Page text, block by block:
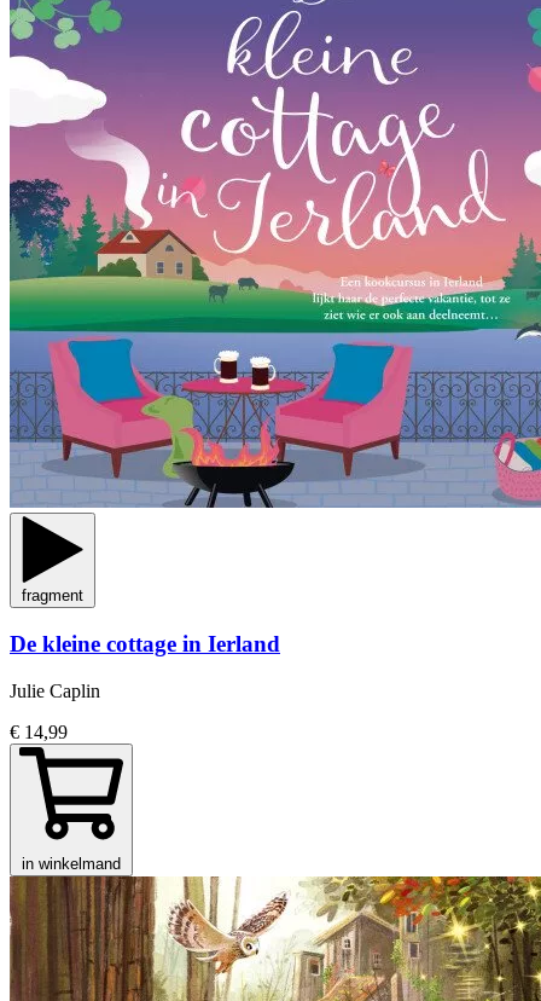
fragment
De kleine cottage in Ierland
Julie Caplin
€ 14,99
in winkelmand